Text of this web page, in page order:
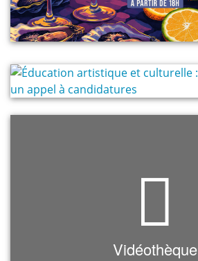
Vidéothèque